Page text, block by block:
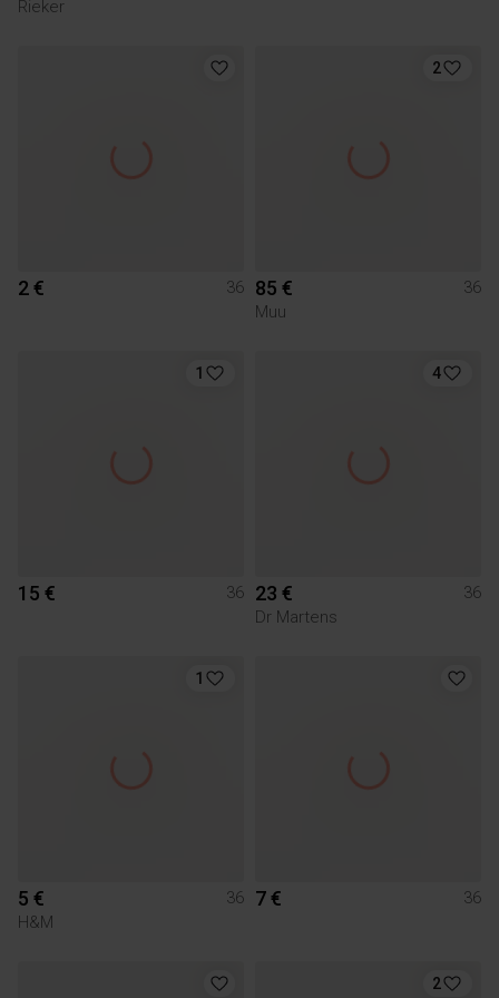
Rieker
2 € 36
2
85 €
36
Muu
1
15 € 36
4
23 €
36
Dr Martens
1
5 €
36
H&M
7 € 36
2